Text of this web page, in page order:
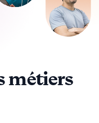
métiers